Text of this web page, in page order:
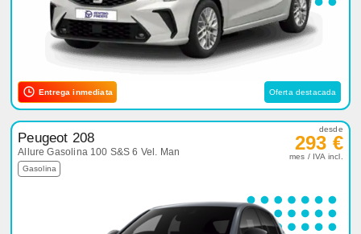
Entrega inmediata Oferta destacada
Peugeot 208
Allure Gasolina 100 S&S 6 Vel. Man
Gasolina
desde
293 €
mes / IVA incl.